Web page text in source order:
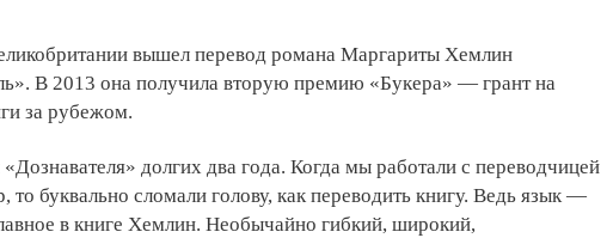
вышел перевод романа Маргариты Хемлин
В 2013 она получила вторую премию «Букера» — грант на
за рубежом.
долгих два года. Когда мы работали с переводчицей
буквально сломали голову, как переводить книгу. Ведь язык —
в книге Хемлин. Необычайно гибкий, широкий,